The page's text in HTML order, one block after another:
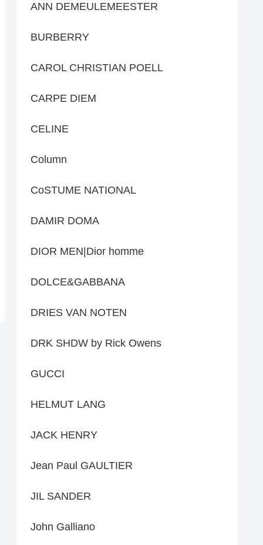
ANN DEMEULEMEESTER
BURBERRY
CAROL CHRISTIAN POELL
CARPE DIEM
CELINE
Column
CoSTUME NATIONAL
DAMIR DOMA
DIOR MEN|Dior homme
DOLCE&GABBANA
DRIES VAN NOTEN
DRK SHDW by Rick Owens
GUCCI
HELMUT LANG
JACK HENRY
Jean Paul GAULTIER
JIL SANDER
John Galliano